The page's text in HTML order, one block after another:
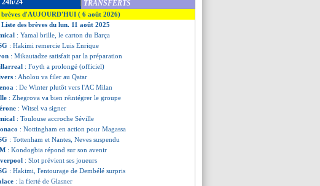
24 TRANSFERTS
brèves d'AUJOURD'HUI ( 6 août 2026)
Liste des brèves du lun. 11 août 2025
: Yamal brille, le carton du Barça
: Hakimi remercie Luis Enrique
: Mikautadze satisfait par la préparation
: Foyth a prolongé (officiel)
: Aholou va filer au Qatar
: De Winter plutôt vers l'AC Milan
: Zhegrova va bien réintégrer le groupe
: Witsel va signer
: Toulouse accroche Séville
: Nottingham en action pour Magassa
: Tottenham et Nantes, Neves suspendu
: Kondogbia répond sur son avenir
: Slot prévient ses joueurs
: Hakimi, l'entourage de Dembélé surpris
: la fierté de Glasner